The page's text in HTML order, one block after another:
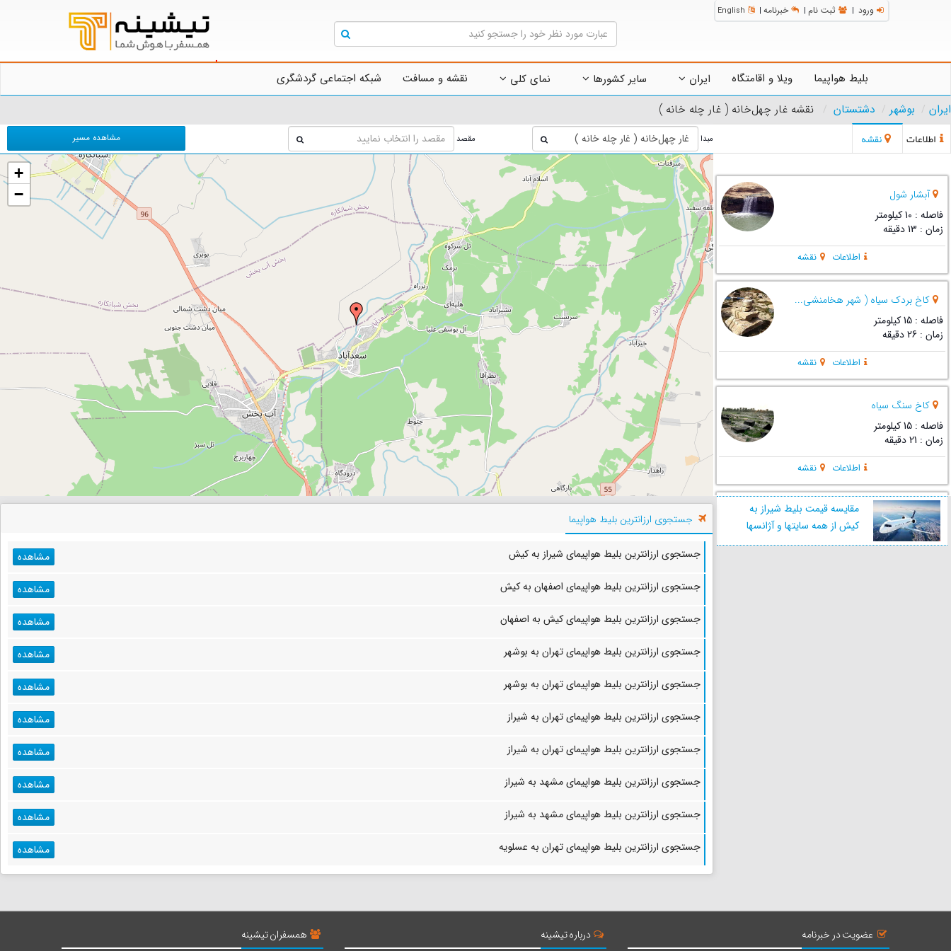
ورود | ثبت نام | خبرنامه |
English
بلیط هواپیما ویلا و اقامتگاه ایران سایر کشورها نمای کلی نقشه و مسافت
شبکه اجتماعی گردشگری
ایران
بوشهر دشتستان نقشه غار چهل‌خانه ( غار چله خانه )
اطلاعات نقشه مبدا مقصد مشاهده مسیر
+
−
آبشار شول
فاصله : 10 کیلومتر
زمان : 13 دقیقه
اطلاعات نقشه
کاخ بردک سیاه ( شهر هخامنشی...
فاصله : 15 کیلومتر
زمان : 26 دقیقه
اطلاعات نقشه
کاخ سنگ سیاه
فاصله : 15 کیلومتر
زمان : 21 دقیقه
اطلاعات نقشه
بقعه شیخ منصور خزایی دشتستان
فاصله : 19 کیلومتر
زمان : 28 دقیقه
روستای چاهکوتاه
مقایسه قیمت بلیط شیراز به
کیش از همه سایتها و آژانسها
جستجوی ارزانترین بلیط هواپیما
جستجوی ارزانترین بلیط هواپیمای شیراز به کیش
مشاهده
جستجوی ارزانترین بلیط هواپیمای اصفهان به کیش
مشاهده
جستجوی ارزانترین بلیط هواپیمای کیش به اصفهان
مشاهده
جستجوی ارزانترین بلیط هواپیمای تهران به بوشهر
مشاهده
جستجوی ارزانترین بلیط هواپیمای تهران به بوشهر
مشاهده
جستجوی ارزانترین بلیط هواپیمای تهران به شیراز
مشاهده
جستجوی ارزانترین بلیط هواپیمای تهران به شیراز
مشاهده
جستجوی ارزانترین بلیط هواپیمای مشهد به شیراز
مشاهده
جستجوی ارزانترین بلیط هواپیمای مشهد به شیراز
مشاهده
جستجوی ارزانترین بلیط هواپیمای تهران به عسلویه
مشاهده
عضویت در خبرنامه درباره تیشینه همسفران تیشینه